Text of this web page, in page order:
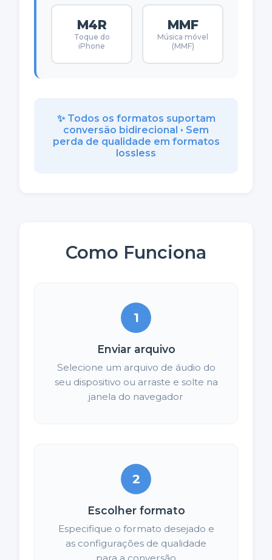
M4R
Toque do
iPhone
MMF
Música móvel
(MMF)
✨ Todos os formatos suportam
conversão bidirecional • Sem
perda de qualidade em formatos
lossless
Como Funciona
1
Enviar arquivo
Selecione um arquivo de áudio do
seu dispositivo ou arraste e solte na
janela do navegador
2
Escolher formato
Especifique o formato desejado e
as configurações de qualidade
para a conversão